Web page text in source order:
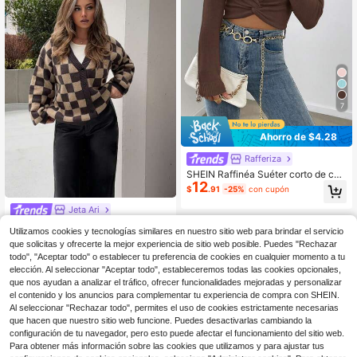
s, compras de fin de semana, visita
a la cafetería, salida al aire libre, cit
a, oficina
Jeta Ari
Jeta Ari Cárdigan de punto con esta
mpado de tablero de ajedrez para m
ujer, tops de manga larga, ropa de o
toño a cuadros
23.29
7
Ahorro de $4.28
Rafferiza
SHEIN Raffinéa Suéter corto de cue
llo redondo de unicolor con diseño
de cintura retorcida para mujer, oto
$12.91 -25% con cupón
Utilizamos cookies y tecnologías similares en nuestro sitio web para brindar el servicio
que solicitas y ofrecerte la mejor experiencia de sitio web posible. Puedes "Rechazar
todo", "Aceptar todo" o establecer tu preferencia de cookies en cualquier momento a tu
elección. Al seleccionar "Aceptar todo", estableceremos todas las cookies opcionales,
que nos ayudan a analizar el tráfico, ofrecer funcionalidades mejoradas y personalizar
el contenido y los anuncios para complementar tu experiencia de compra con SHEIN.
Al seleccionar "Rechazar todo", permites el uso de cookies estrictamente necesarias
que hacen que nuestro sitio web funcione. Puedes desactivarlas cambiando la
configuración de tu navegador, pero esto puede afectar el funcionamiento del sitio web.
Para obtener más información sobre las cookies que utilizamos y para ajustar tus